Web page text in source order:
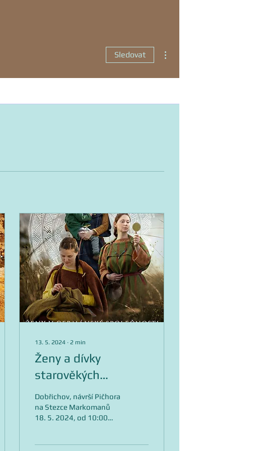
Sledovat
13. 5. 2024 ∙ 2 min
Ženy a dívky
starověkých
Germánů na Stezce
Markomanů
Dobřichov, návrší Pičhora
na Stezce Markomanů
18. 5. 2024, od 10:00